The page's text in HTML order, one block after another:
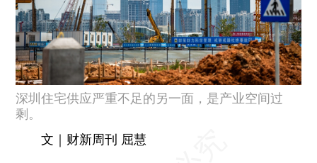
深圳住宅供应严重不足的另一面，是产业空间过
剩。
文｜财新周刊 屈慧